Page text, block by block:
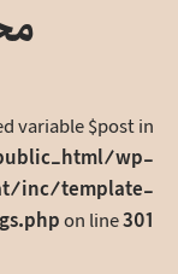
variable $post in
wp-
inc/template-
on line301